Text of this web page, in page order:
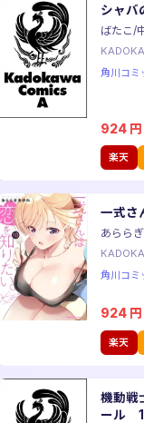
シャバ
ばたこ/
角川コミ
924 円
楽天
一式さ
あらら
角川コミ
924 円
楽天
機動戦
ール 1